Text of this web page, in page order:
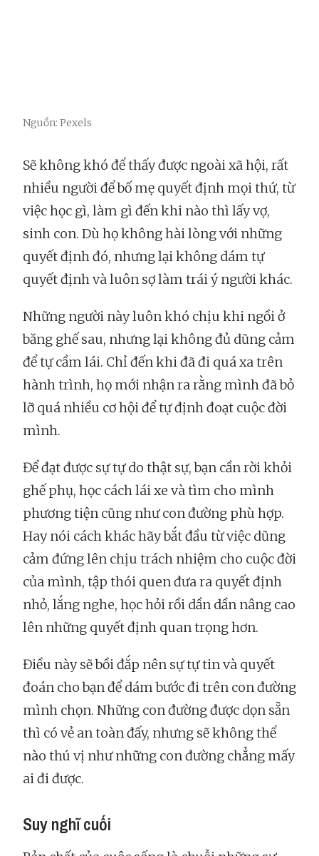
Nguồn: Pexels
Sẽ không khó để thấy được ngoài xã hội, rất
nhiều người để bố mẹ quyết định mọi thứ, từ
việc học gì, làm gì đến khi nào thì lấy vợ,
sinh con. Dù họ không hài lòng với những
quyết định đó, nhưng lại không dám tự
quyết định và luôn sợ làm trái ý người khác.
Những người này luôn khó chịu khi ngồi ở
băng ghế sau, nhưng lại không đủ dũng cảm
để tự cầm lái. Chỉ đến khi đã đi quá xa trên
hành trình, họ mới nhận ra rằng mình đã bỏ
lỡ quá nhiều cơ hội để tự định đoạt cuộc đời
mình.
Để đạt được sự tự do thật sự, bạn cần rời khỏi
ghế phụ, học cách lái xe và tìm cho mình
phương tiện cũng như con đường phù hợp.
Hay nói cách khác hãy bắt đầu từ việc dũng
cảm đứng lên chịu trách nhiệm cho cuộc đời
của mình, tập thói quen đưa ra quyết định
nhỏ, lắng nghe, học hỏi rồi dần dần nâng cao
lên những quyết định quan trọng hơn.
Điều này sẽ bồi đắp nên sự tự tin và quyết
đoán cho bạn để dám bước đi trên con đường
mình chọn. Những con đường được dọn sẵn
thì có vẻ an toàn đấy, nhưng sẽ không thể
nào thú vị như những con đường chẳng mấy
ai đi được.
Suy nghĩ cuối